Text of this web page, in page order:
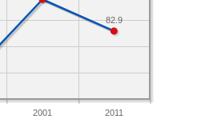
2001 2011
82.9